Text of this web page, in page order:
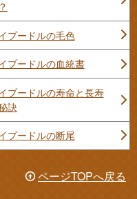
プードルの毛色
プードルの血統書
プードルの寿命と長寿
訣
プードルの断尾
ページTOPへ戻る